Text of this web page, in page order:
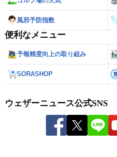
風邪予防指数
便利なメニュー
予報精度向上の取り組み
SORASHOP
ウェザーニュース公式SNS